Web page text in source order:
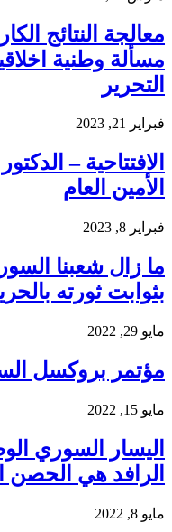
معالجة النتائج
مسألة وطنية
التحرير
فبراير 21, 2023
الافتتاحية –
الأمين العام
فبراير 8, 2023
ما زال شعبنا
بثوابت ثورته
مايو 29, 2022
مؤتمر بروكسل
مايو 15, 2022
اليسار السوري
الرافد هي الحصن
مايو 8, 2022